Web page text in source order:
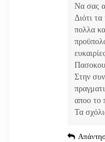
Να σας
Διότι
πολλα
Στην
αποο το
Τα